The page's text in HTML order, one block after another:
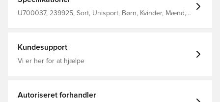
U700037, 239925, Sort, Unisport, Børn, Kvinder, Mænd,
Kundesupport
Vi er her for at hjælpe
Autoriseret forhandler